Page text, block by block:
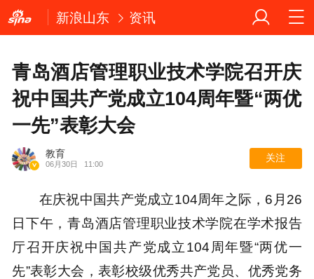
新浪山东 资讯
青岛酒店管理职业技术学院召开庆
祝中国共产党成立104周年暨“两优
一先”表彰大会
教育
06月30日 11:00
关注
在庆祝中国共产党成立104周年之际，6月26
日下午，青岛酒店管理职业技术学院在学术报告
厅召开庆祝中国共产党成立104周年暨“两优一
先”表彰大会，表彰校级优秀共产党员、优秀党务